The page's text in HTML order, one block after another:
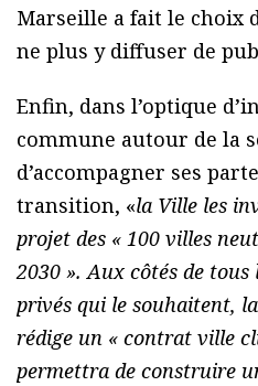
Marseille a fait le choix
ne plus y diffuser de
Enfin, dans l’optique
commune autour de la
d’accompagner ses
transition, «la Ville les
projet des « 100 villes
2030 ». Aux côtés de
privés qui le souhaitent,
rédige un « contrat ville
permettra de construire